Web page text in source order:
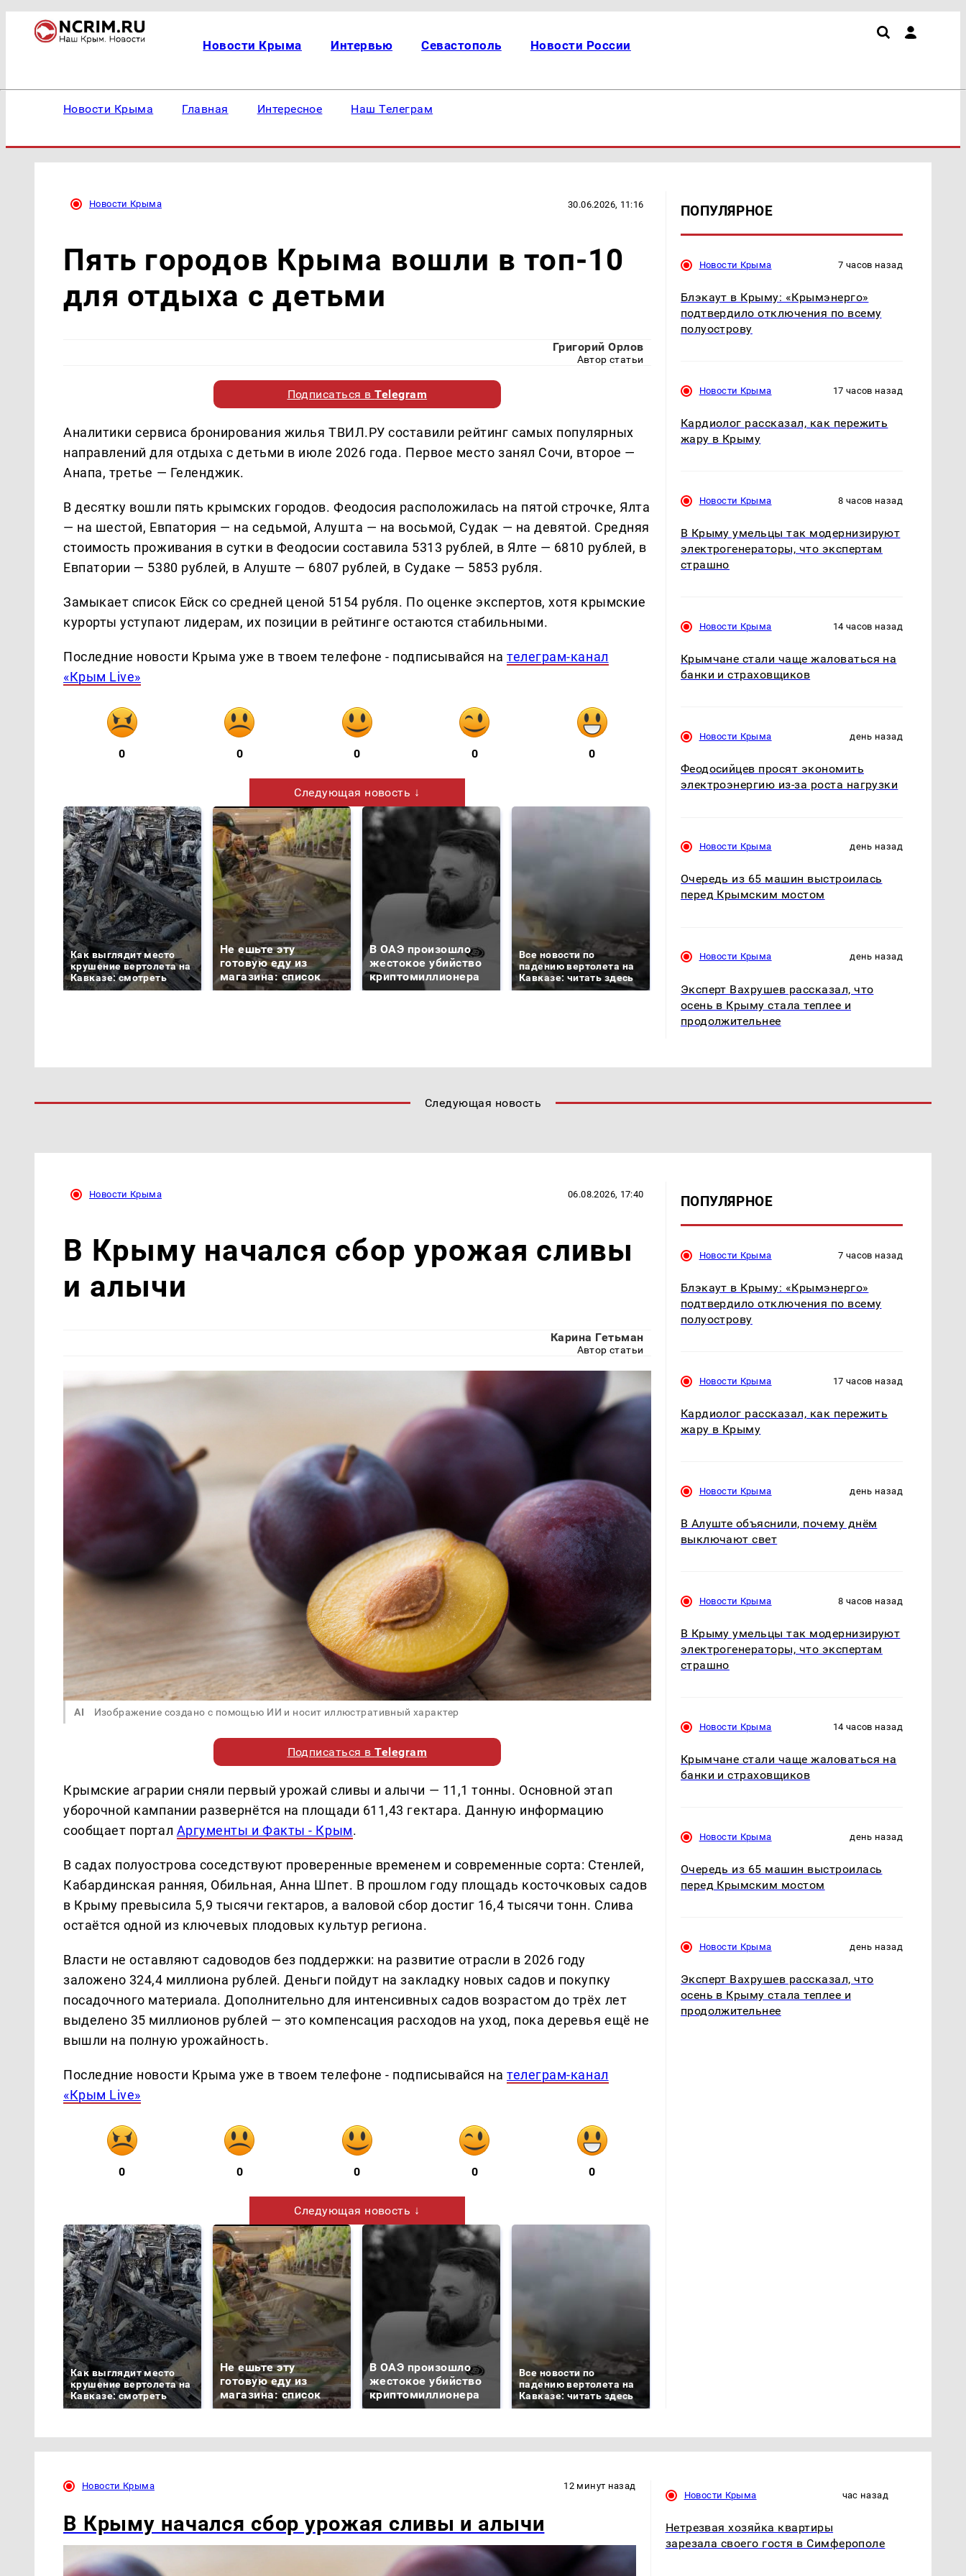
Новости Крыма Интервью Севастополь Новости России
Новости Крыма Главная Интересное Наш Телеграм
Новости Крыма 30.06.2026, 11:16
Пять городов Крыма вошли в топ-10
для отдыха с детьми
Григорий Орлов
Автор статьи
Подписаться вTelegram
Аналитики сервиса бронирования жилья ТВИЛ.РУ составили рейтинг самых популярных
направлений для отдыха с детьми в июле 2026 года. Первое место занял Сочи, второе —
Анапа, третье — Геленджик.
В десятку вошли пять крымских городов. Феодосия расположилась на пятой строчке, Ялта
— на шестой, Евпатория — на седьмой, Алушта — на восьмой, Судак — на девятой. Средняя
стоимость проживания в сутки в Феодосии составила 5313 рублей, в Ялте — 6810 рублей, в
Евпатории — 5380 рублей, в Алуште — 6807 рублей, в Судаке — 5853 рубля.
Замыкает список Ейск со средней ценой 5154 рубля. По оценке экспертов, хотя крымские
курорты уступают лидерам, их позиции в рейтинге остаются стабильными.
Последние новости Крыма уже в твоем телефоне - подписывайся нателеграм-канал
«Крым Live»
0 0 0 0 0
Следующая новость ↓
Как выглядит место
крушение вертолета на
Кавказе: смотреть
Не ешьте эту
готовую еду из
магазина: список
В ОАЭ произошло
жестокое убийство
криптомиллионера
Все новости по
падению вертолета на
Кавказе: читать здесь
Таких событий не
было с 1945: чего
В магазинах России
ПОПУЛЯРНОЕ
Новости Крыма 7 часов назад
Блэкаут в Крыму: «Крымэнерго»
подтвердило отключения по всему
полуострову
Новости Крыма 17 часов назад
Кардиолог рассказал, как пережить
жару в Крыму
Новости Крыма 8 часов назад
В Крыму умельцы так модернизируют
электрогенераторы, что экспертам
страшно
Новости Крыма 14 часов назад
Крымчане стали чаще жаловаться на
банки и страховщиков
Новости Крыма день назад
Феодосийцев просят экономить
электроэнергию из-за роста нагрузки
Новости Крыма день назад
Очередь из 65 машин выстроилась
перед Крымским мостом
Новости Крыма день назад
Эксперт Вахрушев рассказал, что
осень в Крыму стала теплее и
продолжительнее
Следующая новость
Новости Крыма 06.08.2026, 17:40
В Крыму начался сбор урожая сливы
и алычи
Карина Гетьман
Автор статьи
AI Изображение создано с помощью ИИ и носит иллюстративный характер
Подписаться вTelegram
Крымские аграрии сняли первый урожай сливы и алычи — 11,1 тонны. Основной этап
уборочной кампании развернётся на площади 611,43 гектара. Данную информацию
сообщает портал Аргументы и Факты - Крым.
В садах полуострова соседствуют проверенные временем и современные сорта: Стенлей,
Кабардинская ранняя, Обильная, Анна Шпет. В прошлом году площадь косточковых садов
в Крыму превысила 5,9 тысячи гектаров, а валовой сбор достиг 16,4 тысячи тонн. Слива
остаётся одной из ключевых плодовых культур региона.
Власти не оставляют садоводов без поддержки: на развитие отрасли в 2026 году
заложено 324,4 миллиона рублей. Деньги пойдут на закладку новых садов и покупку
посадочного материала. Дополнительно для интенсивных садов возрастом до трёх лет
выделено 35 миллионов рублей — это компенсация расходов на уход, пока деревья ещё не
вышли на полную урожайность.
Последние новости Крыма уже в твоем телефоне - подписывайся нателеграм-канал
«Крым Live»
0 0 0 0 0
Следующая новость ↓
Как выглядит место
крушение вертолета на
Кавказе: смотреть
Не ешьте эту
готовую еду из
магазина: список
В ОАЭ произошло
жестокое убийство
криптомиллионера
Все новости по
падению вертолета на
Кавказе: читать здесь
ПОПУЛЯРНОЕ
Новости Крыма 7 часов назад
Блэкаут в Крыму: «Крымэнерго»
подтвердило отключения по всему
полуострову
Новости Крыма 17 часов назад
Кардиолог рассказал, как пережить
жару в Крыму
Новости Крыма день назад
В Алуште объяснили, почему днём
выключают свет
Новости Крыма 8 часов назад
В Крыму умельцы так модернизируют
электрогенераторы, что экспертам
страшно
Новости Крыма 14 часов назад
Крымчане стали чаще жаловаться на
банки и страховщиков
Новости Крыма день назад
Очередь из 65 машин выстроилась
перед Крымским мостом
Новости Крыма день назад
Эксперт Вахрушев рассказал, что
осень в Крыму стала теплее и
продолжительнее
Новости Крыма 12 минут назад
В Крыму начался сбор урожая сливы и алычи
Новости Крыма час назад
Нетрезвая хозяйка квартиры
зарезала своего гостя в Симферополе